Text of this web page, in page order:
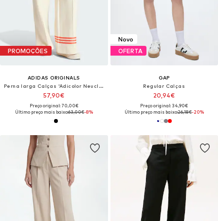
PROMOÇÕES
ADIDAS ORIGINALS
Perna larga Calças 'Adicolor Neuclassics'
57,90€
Preço original: 70,00€
Último preço mais baixo:63,00€-8%
Novo
OFERTA
GAP
Regular Calças
20,94€
Preço original: 34,90€
Último preço mais baixo:26,18€-20%